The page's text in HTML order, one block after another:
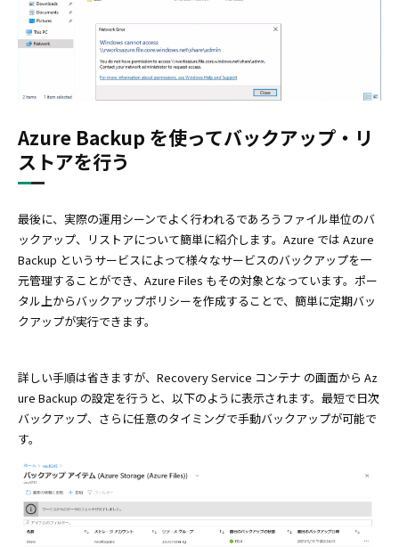
Azure Backup を使ってバックアップ・リ
ストアを行う
最後に、実際の運用シーンでよく行われるであろうファイル単位のバ
ックアップ、リストアについて簡単に紹介します。Azure では Azure
Backup というサービスによって様々なサービスのバックアップを一
元管理することができ、Azure Files もその対象となっています。ポー
タル上からバックアップポリシーを作成することで、簡単に定期バッ
クアップが実行できます。
詳しい手順は省きますが、Recovery Service コンテナ の画面から Az
ure Backup の設定を行うと、以下のように表示されます。最短で日次
バックアップ、さらに任意のタイミングで手動バックアップが可能で
す。